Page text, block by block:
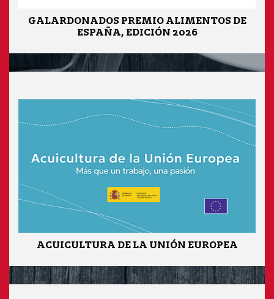
GALARDONADOS PREMIO ALIMENTOS DE
ESPAÑA, EDICIÓN 2026
ACUICULTURA DE LA UNIÓN EUROPEA